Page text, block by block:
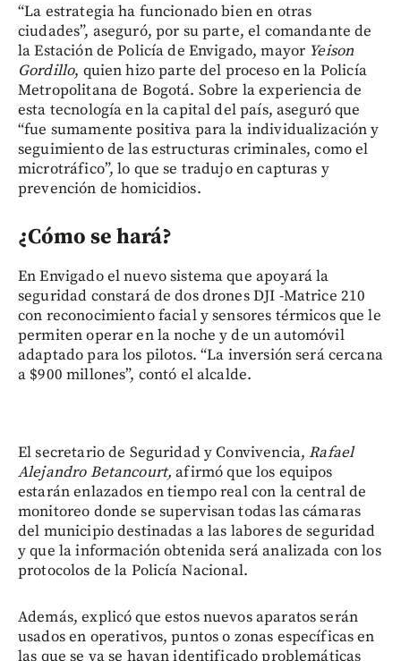
“La estrategia ha funcionado bien en otras
ciudades”, aseguró, por su parte, el comandante de
la Estación de Policía de Envigado, mayor Yeison
Gordillo, quien hizo parte del proceso en la Policía
Metropolitana de Bogotá. Sobre la experiencia de
esta tecnología en la capital del país, aseguró que
“fue sumamente positiva para la individualización y
seguimiento de las estructuras criminales, como el
microtráfico”, lo que se tradujo en capturas y
prevención de homicidios.
¿Cómo se hará?
En Envigado el nuevo sistema que apoyará la
seguridad constará de dos drones DJI -Matrice 210
con reconocimiento facial y sensores térmicos que le
permiten operar en la noche y de un automóvil
adaptado para los pilotos. “La inversión será cercana
a $900 millones”, contó el alcalde.
El secretario de Seguridad y Convivencia,Rafael
Alejandro Betancourt,afirmó que los equipos
estarán enlazados en tiempo real con la central de
monitoreo donde se supervisan todas las cámaras
del municipio destinadas a las labores de seguridad
y que la información obtenida será analizada con los
protocolos de la Policía Nacional.
Además, explicó que estos nuevos aparatos serán
usados en operativos, puntos o zonas específicas en
las que se ya se hayan identificado problemáticas